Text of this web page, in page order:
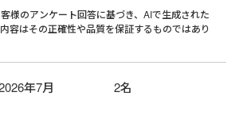
様のアンケート回答に基づき、AIで生成された
容はその正確性や品質を保証するものではあり
年7月 2名